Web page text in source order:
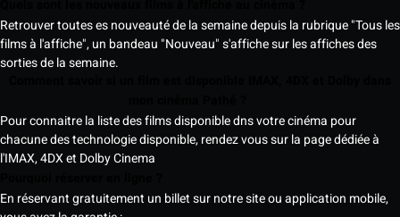
Retrouver toutes es nouveauté de la semaine depuis la rubrique "Tous les
films à l'affiche", un bandeau "Nouveau" s'affiche sur les affiches des
sorties de la semaine.
Pour connaitre la liste des films disponible dns votre cinéma pour
chacune des technologie disponible, rendez vous sur la page dédiée à
l'IMAX, 4DX et Dolby Cinema
En réservant gratuitement un billet sur notre site ou application mobile,